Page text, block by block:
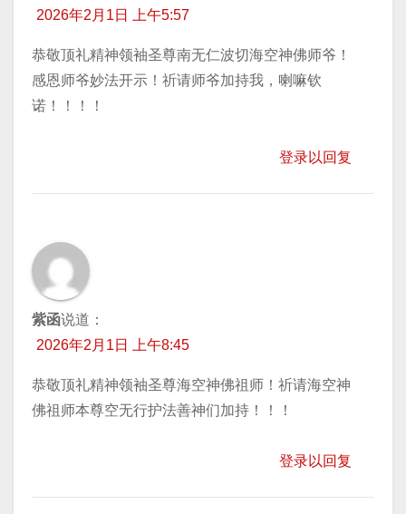
2026年2月1日 上午5:57
恭敬顶礼精神领袖圣尊南无仁波切海空神佛师爷！
感恩师爷妙法开示！祈请师爷加持我，喇嘛钦
诺！！！！
登录以回复
紫函说道：
2026年2月1日 上午8:45
恭敬顶礼精神领袖圣尊海空神佛祖师！祈请海空神
佛祖师本尊空无行护法善神们加持！！！
登录以回复